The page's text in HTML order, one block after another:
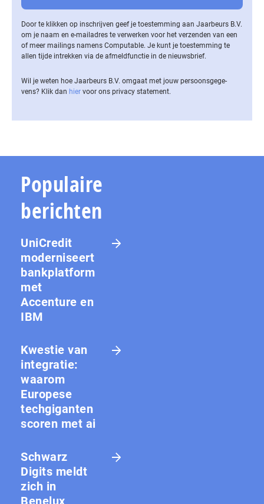
Door te klikken op inschrijven geef je toestemming aan Jaarbeurs B.V.
om je naam en e-mailadres te verwerken voor het verzenden van een
of meer mailings namens Computable. Je kunt je toestemming te
allen tijde intrekken via de af­meld­func­tie in de nieuwsbrief.
Wil je weten hoe Jaarbeurs B.V. omgaat met jouw per­soons­ge­ge­
vens? Klik dan hier voor ons privacy statement.
Populaire
berichten
UniCredit
moderniseert
bankplatform
met
Accenture en
IBM
Kwestie van
integratie:
waarom
Europese
techgiganten
scoren met ai
Schwarz
Digits meldt
zich in
Benelux